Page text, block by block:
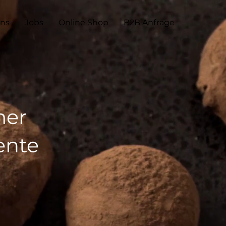
Jobs Online Shop B2B Anfrage
Leonidas